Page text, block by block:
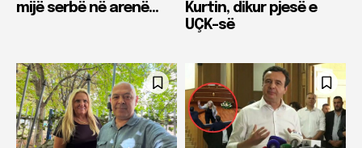
mijë serbë në arenë…
Kurtin, dikur pjesë e
UÇK-së